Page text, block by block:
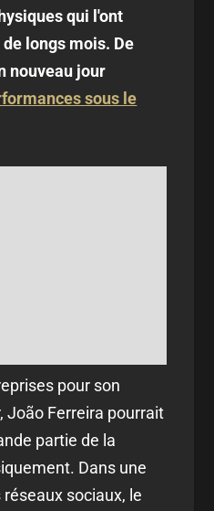
qui l'ont
longs mois. De
nouveau jour
sous le
pour son
João Ferreira pourrait
partie de la
Dans une
sociaux, le